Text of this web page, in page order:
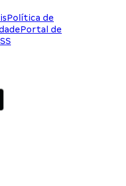
Política de
Portal de